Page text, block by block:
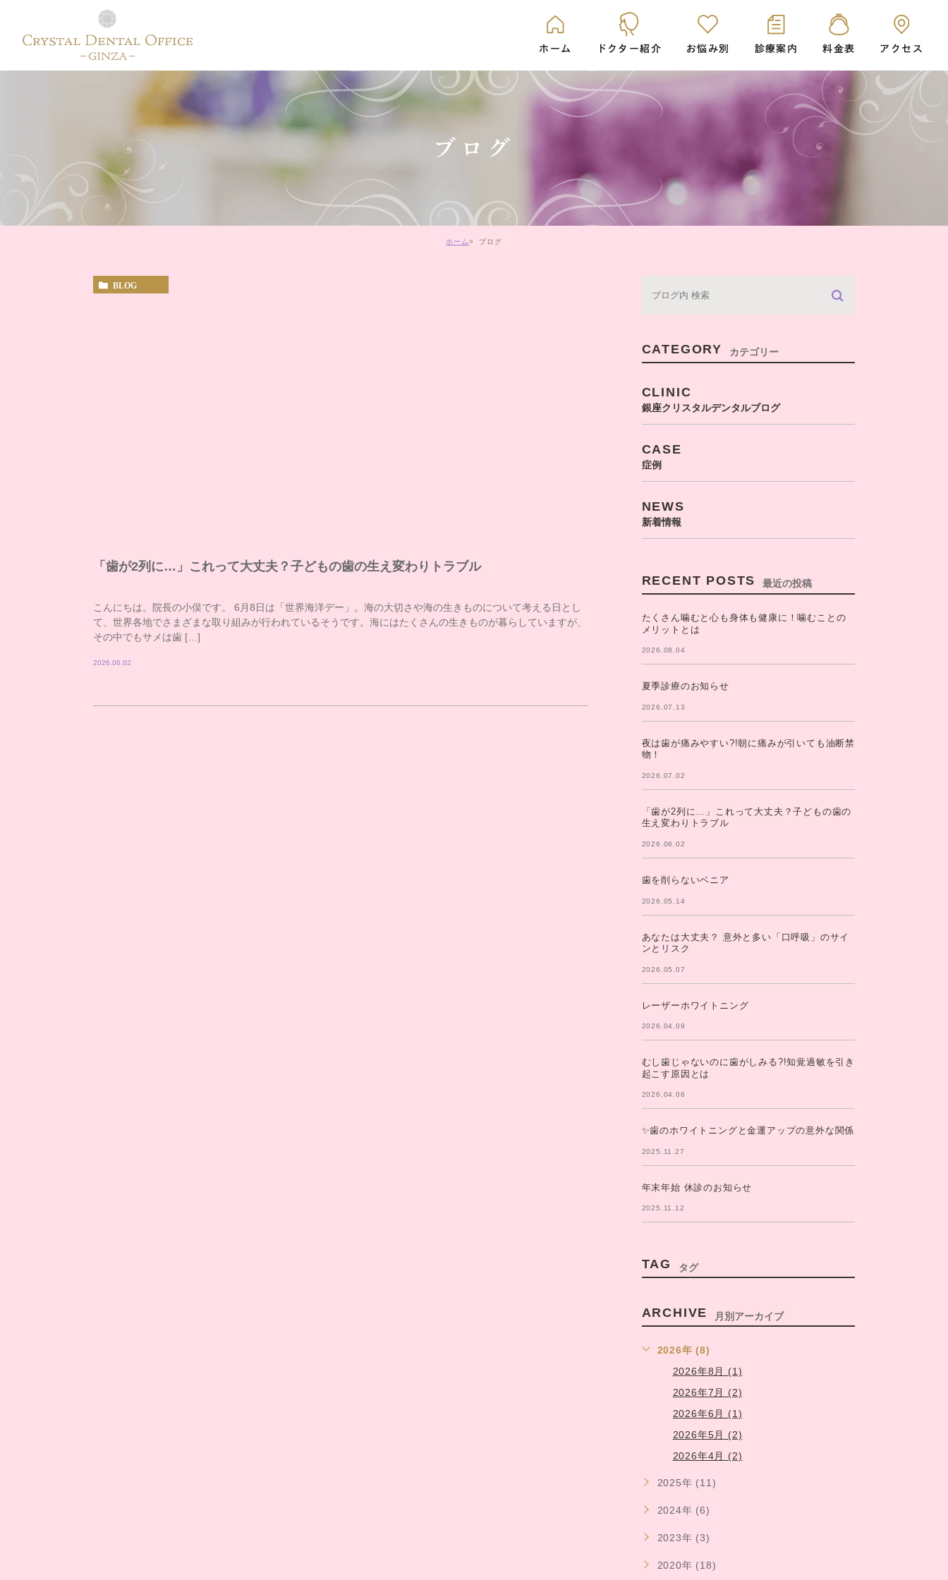
ホーム ドクター紹介 お悩み別 診療案内
ホワイトニング レーザーホワイトニング
歯肉ピーリング
料金表 アクセス
ブログ
ホーム ブログ
BLOG
「歯が2列に…」これって大丈夫？子どもの歯の生え変わりトラブル
こんにちは。院長の小俣です。 6月8日は「世界海洋デー」。海の大切さや海の生きものについて考える日とし
て、世界各地でさまざまな取り組みが行われているそうです。海にはたくさんの生きものが暮らしていますが、
その中でもサメは歯 […]
2026.06.02
CATEGORY カテゴリー
CLINIC
銀座クリスタルデンタルブログ
CASE
症例
NEWS
新着情報
RECENT POSTS 最近の投稿
たくさん噛むと心も身体も健康に！噛むことの
メリットとは
2026.08.04
夏季診療のお知らせ
2026.07.13
夜は歯が痛みやすい?!朝に痛みが引いても油断禁
物！
2026.07.02
「歯が2列に…」これって大丈夫？子どもの歯の
生え変わりトラブル
2026.06.02
歯を削らないベニア
2026.05.14
あなたは大丈夫？ 意外と多い「口呼吸」のサイ
ンとリスク
2026.05.07
レーザーホワイトニング
2026.04.09
むし歯じゃないのに歯がしみる?!知覚過敏を引き
起こす原因とは
2026.04.06
✨歯のホワイトニングと金運アップの意外な関係
2025.11.27
年末年始 休診のお知らせ
2025.11.12
TAG タグ
ARCHIVE 月別アーカイブ
2026年 (8)
2026年8月 (1)
2026年7月 (2)
2026年6月 (1)
2026年5月 (2)
2026年4月 (2)
2025年 (11)
2024年 (6)
2023年 (3)
2020年 (18)